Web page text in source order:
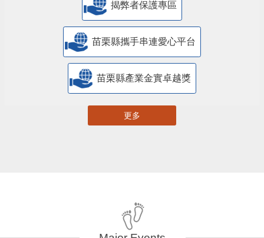
揭弊者保護專區
苗栗縣攜手串連愛心平台
苗栗縣產業金實卓越獎